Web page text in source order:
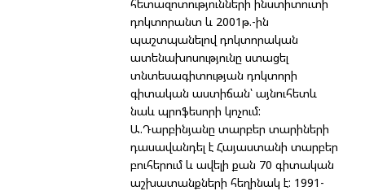
հետազոտությունների ինստիտուտի
դոկտորանտ և 2001թ.-ին
պաշտպանելով դոկտորական
ատենախոսությունը ստացել
տնտեսագիտության դոկտորի
գիտական աստիճան՝ այնուհետև
նաև պրոֆեսորի կոչում:
Ա.Դարբինյանը տարբեր տարիների
դասավանդել է Հայաստանի տարբեր
բուհերում և ավելի քան 70 գիտական
աշխատանքների հեղինակ է: 1991-